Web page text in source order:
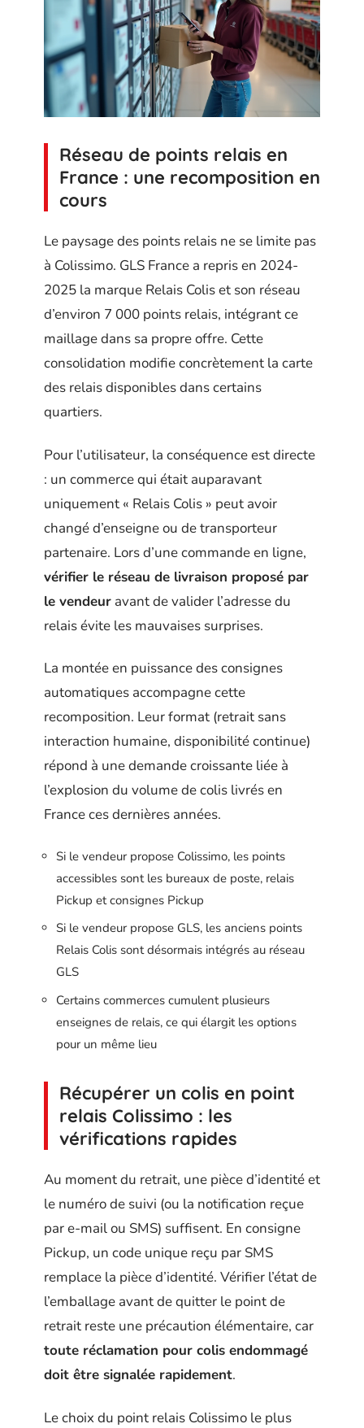
Réseau de points relais en
France : une recomposition en
cours
Le paysage des points relais ne se limite pas
à Colissimo. GLS France a repris en 2024-
2025 la marque Relais Colis et son réseau
d’environ 7 000 points relais, intégrant ce
maillage dans sa propre offre. Cette
consolidation modifie concrètement la carte
des relais disponibles dans certains
quartiers.
Pour l’utilisateur, la conséquence est directe
: un commerce qui était auparavant
uniquement « Relais Colis » peut avoir
changé d’enseigne ou de transporteur
partenaire. Lors d’une commande en ligne,
vérifier le réseau de livraison proposé par
le vendeur avant de valider l’adresse du
relais évite les mauvaises surprises.
La montée en puissance des consignes
automatiques accompagne cette
recomposition. Leur format (retrait sans
interaction humaine, disponibilité continue)
répond à une demande croissante liée à
l’explosion du volume de colis livrés en
France ces dernières années.
Si le vendeur propose Colissimo, les points
accessibles sont les bureaux de poste, relais
Pickup et consignes Pickup
Si le vendeur propose GLS, les anciens points
Relais Colis sont désormais intégrés au réseau
GLS
Certains commerces cumulent plusieurs
enseignes de relais, ce qui élargit les options
pour un même lieu
Récupérer un colis en point
relais Colissimo : les
vérifications rapides
Au moment du retrait, une pièce d’identité et
le numéro de suivi (ou la notification reçue
par e-mail ou SMS) suffisent. En consigne
Pickup, un code unique reçu par SMS
remplace la pièce d’identité. Vérifier l’état de
l’emballage avant de quitter le point de
retrait reste une précaution élémentaire, car
toute réclamation pour colis endommagé
doit être signalée rapidement.
Le choix du point relais Colissimo le plus